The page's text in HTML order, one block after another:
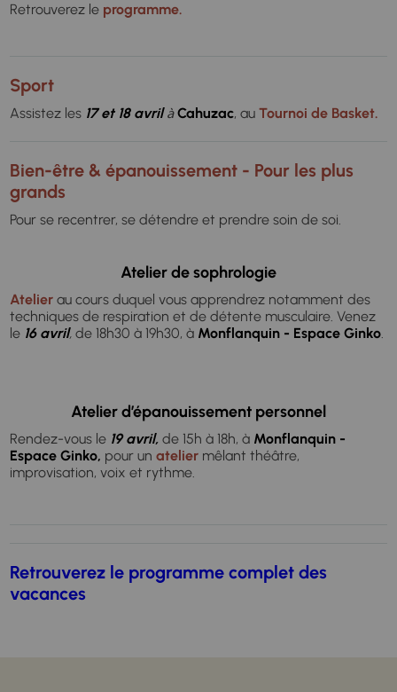
Retrouverez le programme.
Sport
Assistez les 17 et 18avrilàCahuzac, au Tournoi de Basket.
Bien-être & épanouissement - Pour les plus
grands
Pour se recentrer, se détendre et prendre soin de soi.
Atelier de sophrologie
Atelier au cours duquel vous apprendrez notamment des
techniques de respiration et de détente musculaire. Venez
le 16 avril,de 18h30 à 19h30, à Monflanquin - Espace Ginko.
Atelier d’épanouissement personnel
Rendez-vous le 19 avril,de 15h à 18h, à Monflanquin -
Espace Ginko, pour unatelier mêlant théâtre,
improvisation, voix et rythme.
Retrouverez le programme complet des
vacances